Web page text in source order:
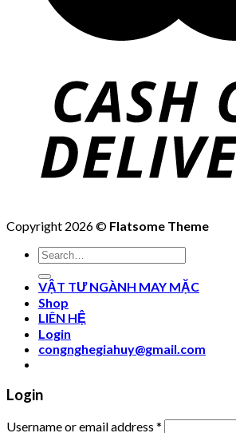
Copyright 2026 © Flatsome Theme
Search
for:
VẬT TƯ NGÀNH MAY MẶC
Shop
LIÊN HỆ
Login
congnghegiahuy@gmail.com
Login
Username or email address *